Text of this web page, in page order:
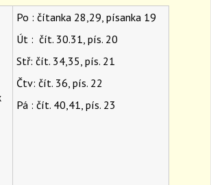
Po : čítanka 28,29, písanka 19
Út : čít. 30.31, pís. 20
Stř: čít. 34,35, pís. 21
Čtv: čít. 36, pís. 22
Pá : čít. 40,41, pís. 23